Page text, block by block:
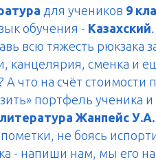
для учеников 9
обучения - Казахский
всю тяжесть рюкзака
канцелярия, сменка и
А что на счёт
портфель ученика
Жанпейс У.А.
не боясь
- напиши нам, мы его